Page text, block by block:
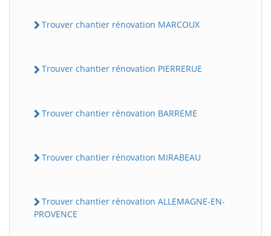
Trouver chantier rénovation MARCOUX
Trouver chantier rénovation PIERRERUE
Trouver chantier rénovation BARREME
Trouver chantier rénovation MIRABEAU
Trouver chantier rénovation ALLEMAGNE-EN-
PROVENCE